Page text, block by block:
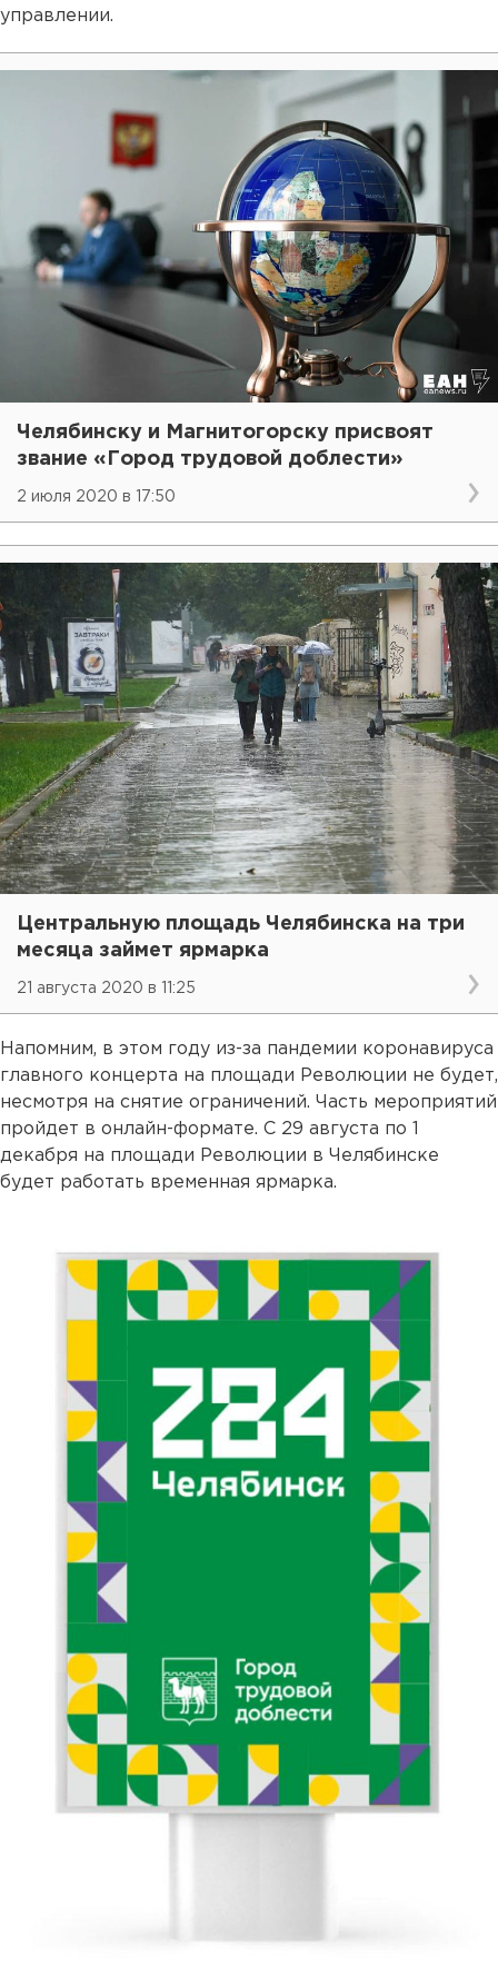
управлении.
Челябинску и Магнитогорску присвоят
звание «Город трудовой доблести»
2 июля 2020 в 17:50
Центральную площадь Челябинска на три
месяца займет ярмарка
21 августа 2020 в 11:25
Напомним, в этом году из-за пандемии коронавируса
главного концерта на площади Революции не будет,
несмотря на снятие ограничений. Часть мероприятий
пройдет в онлайн-формате. С 29 августа по 1
декабря на площади Революции в Челябинске
будет работать временная ярмарка.